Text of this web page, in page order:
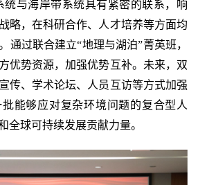
统与海岸带系统具有紧密的联系，响
略，在科研合作、人才培养等方面均
通过联合建立“地理与湖泊”菁英班，
优势资源，加强优势互补。未来，双
传、学术论坛、人员互访等方式加强
能够应对复杂环境问题的复合型人
全球可持续发展贡献力量。